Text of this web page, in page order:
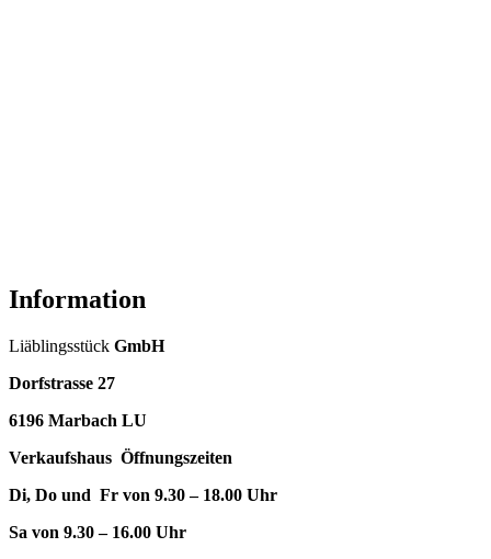
Information
Liäblingsstück GmbH
Dorfstrasse 27
6196 Marbach LU
Verkaufshaus Öffnungszeiten
Di, Do und Fr von 9.30 – 18.00 Uhr
Sa von 9.30 – 16.00 Uhr